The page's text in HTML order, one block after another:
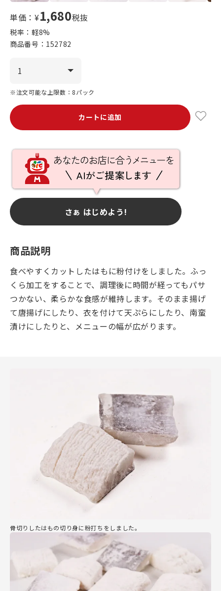
単価：¥1,680税抜
税率：軽8%
商品番号： 152782
※注文可能な上限数：8パック
カートに追加
さぁ はじめよう!
商品説明
食べやすくカットしたはもに粉付けをしました。ふっ
くら加工をすることで、調理後に時間が経ってもパサ
つかない、柔らかな食感が維持します。そのまま揚げ
て唐揚げにしたり、衣を付けて天ぷらにしたり、南蛮
漬けにしたりと、メニューの幅が広がります。
骨切りしたはもの切り身に粉打ちをしました。